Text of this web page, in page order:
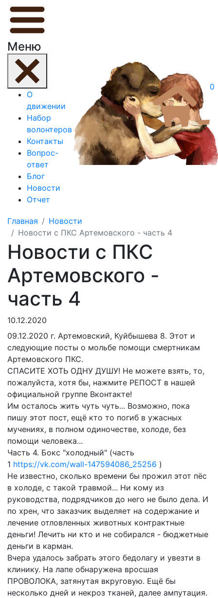
Меню
О
движении
Набор
волонтеров
Контакты
Вопрос-
ответ
Блог
Новости
Отчет
0
Главная
Новости
Новости с ПКС Артемовского - часть 4
Новости с ПКС
Артемовского -
часть 4
10.12.2020
09.12.2020 г. Артемовский, Куйбышева 8. Этот и
следующие посты о мольбе помощи смертникам
Артемовского ПКС.
СПАСИТЕ ХОТЬ ОДНУ ДУШУ! Не можете взять, то,
пожалуйста, хотя бы, нажмите РЕПОСТ в нашей
официальной группе Вконтакте!
Им осталось жить чуть чуть... Возможно, пока
пишу этот пост, ещё кто то погиб в ужасных
мучениях, в полном одиночестве, холоде, без
помощи человека...
Часть 4. Бокс "холодный" (часть
1 https://vk.com/wall-147594086_25256 )
Не известно, сколько времени бы прожил этот пёс
в холоде, с такой травмой... Ни кому из
руководства, подрядчиков до него не было дела. И
по хрен, что заказчик выделяет на содержание и
лечение отловленных животных контрактные
деньги! Лечить ни кто и не собирался - бюджетные
деньги в карман.
Вчера удалось забрать этого бедолагу и увезти в
клинику. На лапе обнаружена вросшая
ПРОВОЛОКА, затянутая вкруговую. Ещё бы
несколько дней и некроз тканей, далее ампутация.